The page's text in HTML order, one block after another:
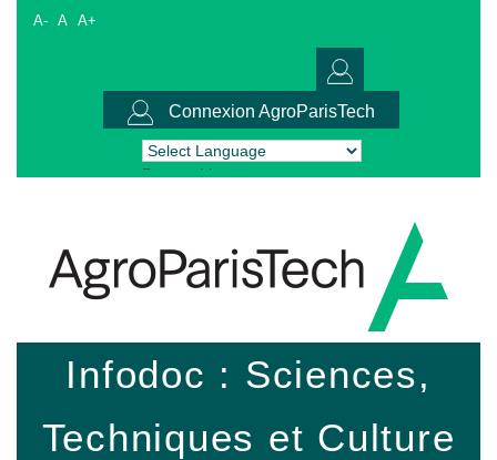
A- A A+
Connexion AgroParisTech
Powered by Translate
Infodoc : Sciences,
Techniques et Culture